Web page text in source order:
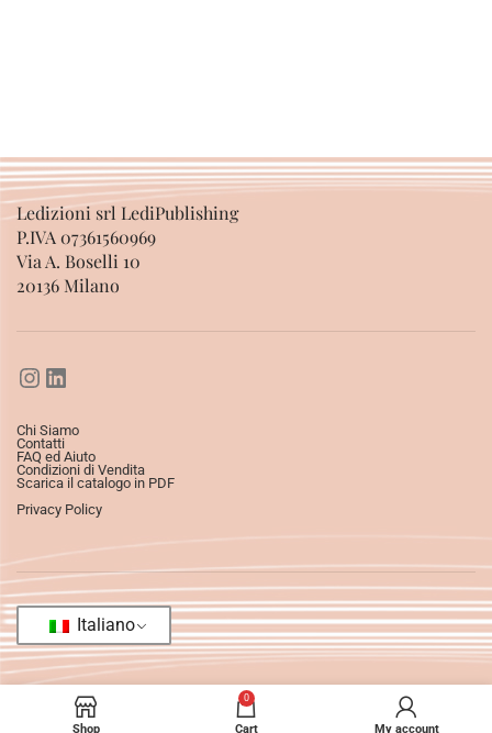
Ledizioni srl LediPublishing
P.IVA 07361560969
Via A. Boselli 10
20136 Milano
Chi Siamo
Contatti
FAQ ed Aiuto
Condizioni di Vendita
Scarica il catalogo in PDF
Privacy Policy
Italiano
Shop
0
Cart My account